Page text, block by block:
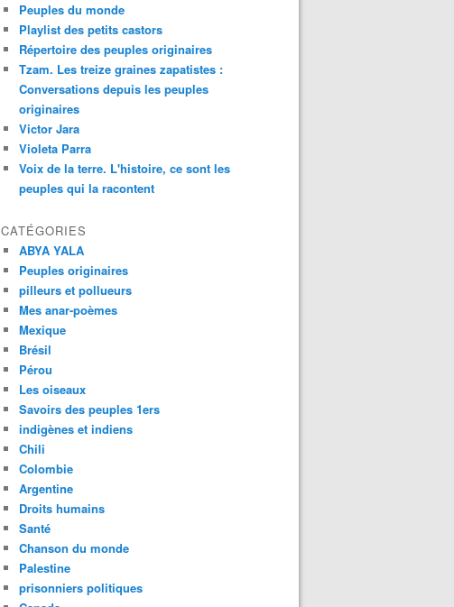
Peuples du monde
Playlist des petits castors
Répertoire des peuples originaires
Tzam. Les treize graines zapatistes :
Conversations depuis les peuples
originaires
Victor Jara
Violeta Parra
Voix de la terre. L'histoire, ce sont les
peuples qui la racontent
CATÉGORIES
ABYA YALA
Peuples originaires
pilleurs et pollueurs
Mes anar-poèmes
Mexique
Brésil
Pérou
Les oiseaux
Savoirs des peuples 1ers
indigènes et indiens
Chili
Colombie
Argentine
Droits humains
Santé
Chanson du monde
Palestine
prisonniers politiques